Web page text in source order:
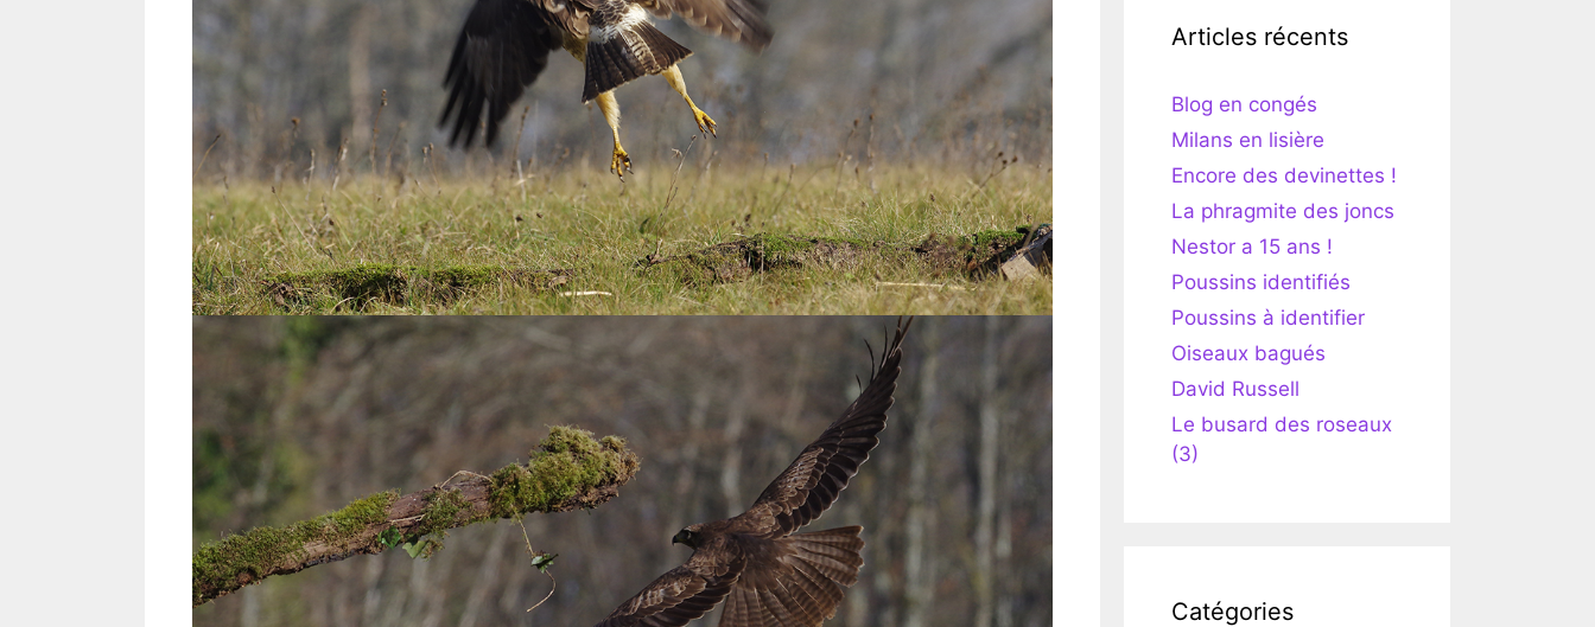
Articles récents
Blog en congés
Milans en lisière
Encore des devinettes !
La phragmite des joncs
Nestor a 15 ans !
Poussins identifiés
Poussins à identifier
Oiseaux bagués
David Russell
Le busard des roseaux
(3)
Catégories